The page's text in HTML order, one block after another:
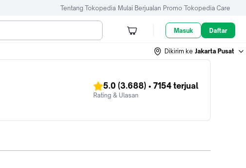
Tentang Tokopedia Mulai Berjualan Promo Tokopedia Care
Masuk Daftar
Dikirim ke Jakarta Pusat
5.0 (3.688) • 7154 terjual
Rating & Ulasan